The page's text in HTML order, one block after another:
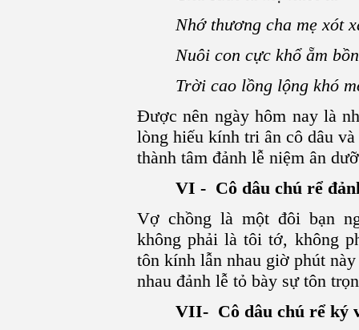
Nhớ thương cha mẹ xót
Nuôi con cực khổ ẵm
Trời cao lồng lộng khó
Được nên ngày hôm nay là
lòng hiếu kính tri ân cô dâu
thành tâm đảnh lễ niệm ân
VI - Cô dâu chú rể
Vợ chồng là một đôi bạn
không phải là tôi tớ, không
tôn kính lẫn nhau giờ phút
nhau đảnh lễ tỏ bày sự tôn
VII- Cô dâu chú rể ký